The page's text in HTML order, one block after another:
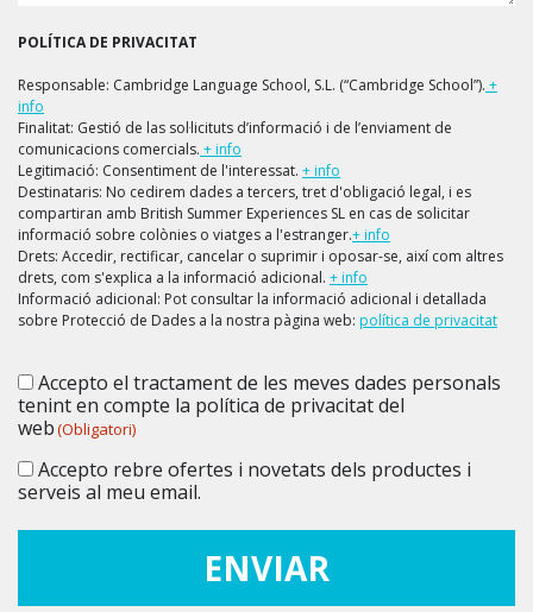
POLÍTICA DE PRIVACITAT
Responsable: Cambridge Language School, S.L. (“Cambridge School”). +
info
Finalitat: Gestió de las sol·licituts d’informació i de l’enviament de
comunicacions comercials. + info
Legitimació: Consentiment de l'interessat. + info
Destinataris: No cedirem dades a tercers, tret d'obligació legal, i es
compartiran amb British Summer Experiences SL en cas de solicitar
informació sobre colònies o viatges a l'estranger.+ info
Drets: Accedir, rectificar, cancelar o suprimir i oposar-se, així com altres
drets, com s'explica a la informació adicional. + info
Informació adicional: Pot consultar la informació adicional i detallada
sobre Protecció de Dades a la nostra pàgina web: política de privacitat
Consentiment(Obligatori)
Accepto el tractament de les meves dades personals
tenint en compte la política de privacitat del
web(Obligatori)
Consentiment
Accepto rebre ofertes i novetats dels productes i
serveis al meu email.
ENVIAR